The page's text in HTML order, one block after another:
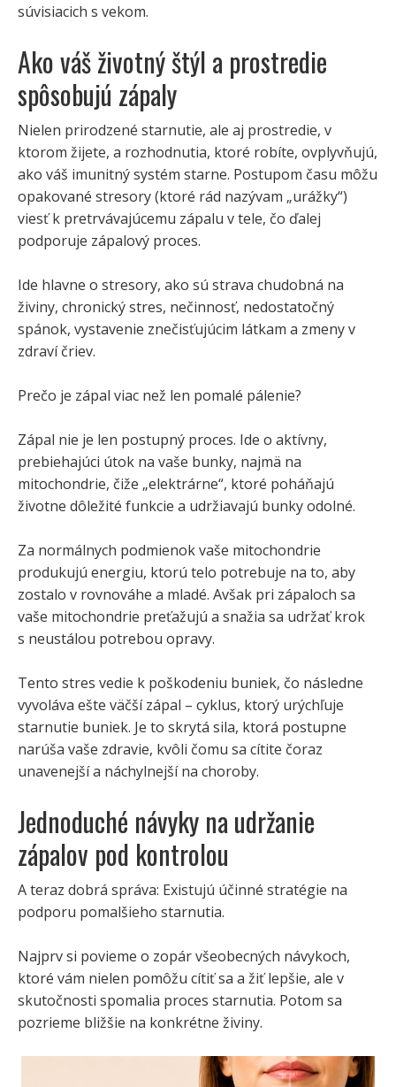
súvisiacich s vekom.
Ako váš životný štýl a prostredie
spôsobujú zápaly
Nielen prirodzené starnutie, ale aj prostredie, v
ktorom žijete, a rozhodnutia, ktoré robíte, ovplyvňujú,
ako váš imunitný systém starne. Postupom času môžu
opakované stresory (ktoré rád nazývam „urážky“)
viesť k pretrvávajúcemu zápalu v tele, čo ďalej
podporuje zápalový proces.
Ide hlavne o stresory, ako sú strava chudobná na
živiny, chronický stres, nečinnosť, nedostatočný
spánok, vystavenie znečisťujúcim látkam a zmeny v
zdraví čriev.
Prečo je zápal viac než len pomalé pálenie?
Zápal nie je len postupný proces. Ide o aktívny,
prebiehajúci útok na vaše bunky, najmä na
mitochondrie, čiže „elektrárne“, ktoré poháňajú
životne dôležité funkcie a udržiavajú bunky odolné.
Za normálnych podmienok vaše mitochondrie
produkujú energiu, ktorú telo potrebuje na to, aby
zostalo v rovnováhe a mladé. Avšak pri zápaloch sa
vaše mitochondrie preťažujú a snažia sa udržať krok
s neustálou potrebou opravy.
Tento stres vedie k poškodeniu buniek, čo následne
vyvoláva ešte väčší zápal – cyklus, ktorý urýchľuje
starnutie buniek. Je to skrytá sila, ktorá postupne
narúša vaše zdravie, kvôli čomu sa cítite čoraz
unavenejší a náchylnejší na choroby.
Jednoduché návyky na udržanie
zápalov pod kontrolou
A teraz dobrá správa: Existujú účinné stratégie na
podporu pomalšieho starnutia.
Najprv si povieme o zopár všeobecných návykoch,
ktoré vám nielen pomôžu cítiť sa a žiť lepšie, ale v
skutočnosti spomalia proces starnutia. Potom sa
pozrieme bližšie na konkrétne živiny.